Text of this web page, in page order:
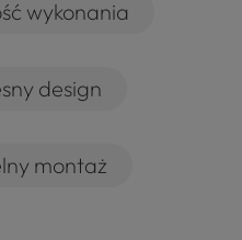
wykonania
design
montaż